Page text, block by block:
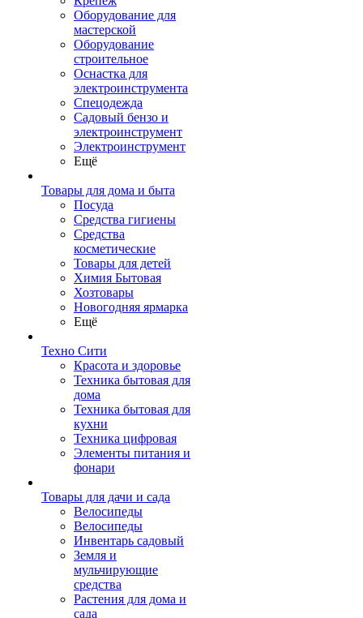
Оборудование для
мастерской
Оборудование
строительное
Оснастка для
электроинструмента
Спецодежда
Садовый бензо и
электроинструмент
Электроинструмент
Ещё
Товары для дома и быта
Посуда
Средства гигиены
Средства
косметические
Товары для детей
Химия Бытовая
Хозтовары
Новогодняя ярмарка
Ещё
Техно Сити
Красота и здоровье
Техника бытовая для
дома
Техника бытовая для
кухни
Техника цифровая
Элементы питания и
фонари
Товары для дачи и сада
Велосипеды
Велосипеды
Инвентарь садовый
Земля и
мульчирующие
средства
Растения для дома и
сада